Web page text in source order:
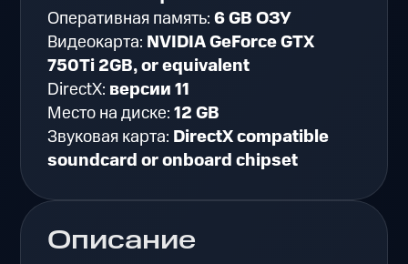
Описание
Оперативная память:6 GB ОЗУ
Видеокарта: NVIDIA GeForce GTX
750Ti 2GB, or equivalent
DirectX: версии 11
Место на диске:12 GB
Звуковая карта: DirectX compatible
soundcard or onboard chipset